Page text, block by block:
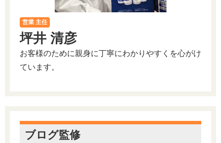
営業 主任
坪井 清彦
お客様のために親身に丁寧にわかりやすくを心がけ
ています。
ブログ監修